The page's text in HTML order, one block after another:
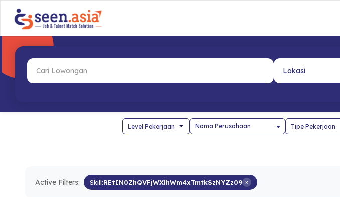
Nama Perusahaan
Active Filters: Skill:REtIN0ZhQVFjWXlhWm4xTmtkSzNYZz09 ×